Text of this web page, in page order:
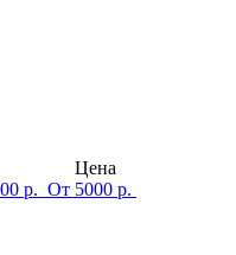
Цена
р. От 5000 р.